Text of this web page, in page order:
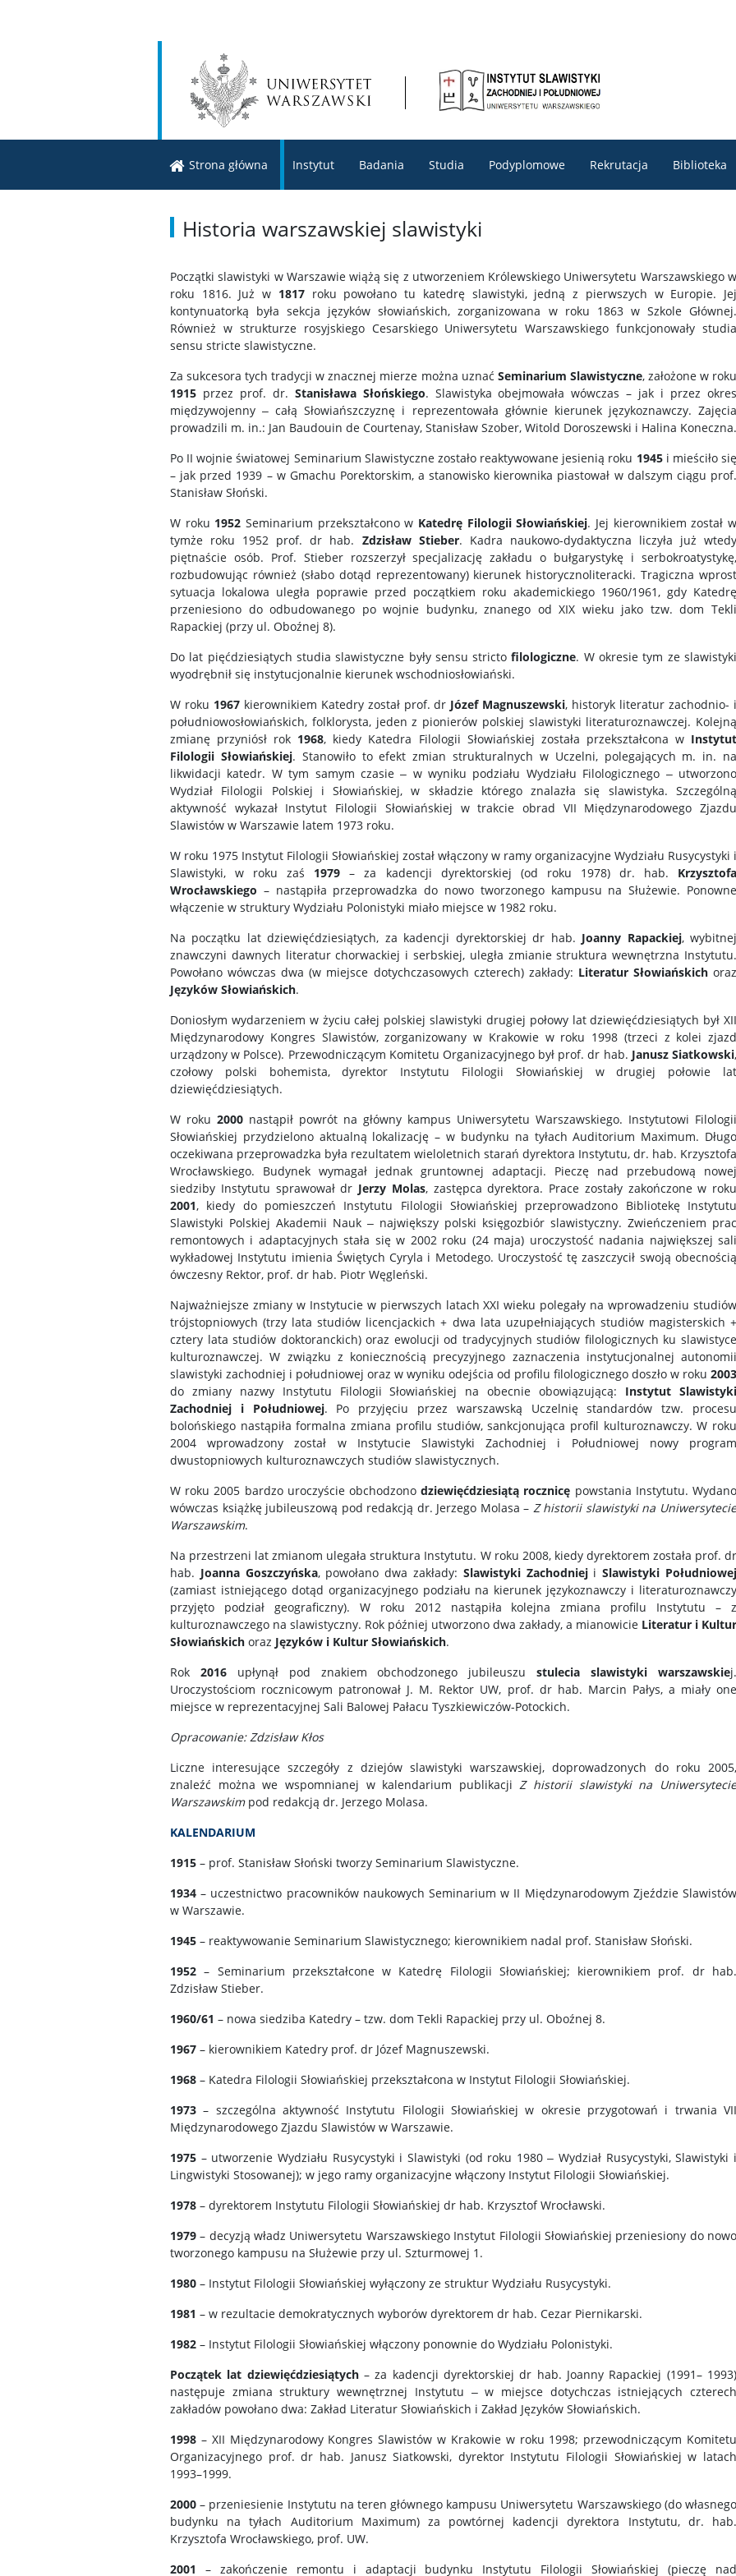
Strona główna Instytut Badania Studia Podyplomowe Rekrutacja Biblioteka
Historia warszawskiej slawistyki
Początki slawistyki w Warszawie wiążą się z utworzeniem Królewskiego Uniwersytetu Warszawskiego w
roku 1816. Już w 1817roku powołano tu katedrę slawistyki, jedną z pierwszych w Europie.
kontynuatorką była sekcja języków słowiańskich, zorganizowana w roku 1863 w Szkole Głównej.
Również w strukturze rosyjskiego Cesarskiego Uniwersytetu Warszawskiego funkcjonowały studia
sensu stricte slawistyczne.
Za sukcesora tych tradycji w znacznej mierze można uznać Seminarium Slawistyczne, założone w
1915 przez prof. dr. Stanisława Słońskiego. Slawistyka obejmowała wówczas – jak i przez
międzywojenny ‒ całą Słowiańszczyznę i reprezentowała głównie kierunek językoznawczy. Zajęcia
prowadzili m. in.: Jan Baudouin de Courtenay, Stanisław Szober, Witold Doroszewski i Halina Koneczna.
Po II wojnie światowej Seminarium Slawistyczne zostało reaktywowane jesienią roku 1945i mieściło
– jak przed 1939 – w Gmachu Porektorskim, a stanowisko kierownika piastował w dalszym ciągu prof.
Stanisław Słoński.
W roku 1952 Seminarium przekształcono w Katedrę Filologii Słowiańskiej. Jej kierownikiem został
tymże roku 1952 prof. dr hab. Zdzisław Stieber. Kadra naukowo-dydaktyczna liczyła już
piętnaście osób. Prof. Stieber rozszerzył specjalizację zakładu o bułgarystykę i serbokroatystykę,
rozbudowując również (słabo dotąd reprezentowany) kierunek historycznoliteracki. Tragiczna wprost
sytuacja lokalowa uległa poprawie przed początkiem roku akademickiego 1960/1961, gdy Katedrę
przeniesiono do odbudowanego po wojnie budynku, znanego od XIX wieku jako tzw. dom Tekli
Rapackiej (przy ul. Oboźnej 8).
Do lat pięćdziesiątych studia slawistyczne były sensu strictofilologiczne. W okresie tym ze
wyodrębnił się instytucjonalnie kierunek wschodniosłowiański.
W roku 1967kierownikiem Katedry został prof. dr Józef Magnuszewski, historyk literatur zachodnio-
południowosłowiańskich, folklorysta, jeden z pionierów polskiej slawistyki literaturoznawczej. Kolejną
zmianę przyniósł rok 1968, kiedy Katedra Filologii Słowiańskiej została przekształcona w
Filologii Słowiańskiej. Stanowiło to efekt zmian strukturalnych w Uczelni, polegających m. in.
likwidacji katedr. W tym samym czasie ‒ w wyniku podziału Wydziału Filologicznego ‒ utworzono
Wydział Filologii Polskiej i Słowiańskiej, w składzie którego znalazła się slawistyka. Szczególną
aktywność wykazał Instytut Filologii Słowiańskiej w trakcie obrad VII Międzynarodowego Zjazdu
Slawistów w Warszawie latem 1973 roku.
W roku 1975 Instytut Filologii Słowiańskiej został włączony w ramy organizacyjne Wydziału Rusycystyki i
Slawistyki, w roku zaś 1979 – za kadencji dyrektorskiej (od roku 1978) dr. hab.
Wrocławskiego – nastąpiła przeprowadzka do nowo tworzonego kampusu na Służewie. Ponowne
włączenie w struktury Wydziału Polonistyki miało miejsce w 1982 roku.
Na początku lat dziewięćdziesiątych, za kadencji dyrektorskiej dr hab. Joanny Rapackiej,
znawczyni dawnych literatur chorwackiej i serbskiej, uległa zmianie struktura wewnętrzna Instytutu.
Powołano wówczas dwa (w miejsce dotychczasowych czterech) zakłady: Literatur Słowiańskich
Języków Słowiańskich.
Doniosłym wydarzeniem w życiu całej polskiej slawistyki drugiej połowy lat dziewięćdziesiątych był XII
Międzynarodowy Kongres Slawistów, zorganizowany w Krakowie w roku 1998 (trzeci z kolei zjazd
urządzony w Polsce). Przewodniczącym Komitetu Organizacyjnego był prof. dr hab. Janusz Siatkowski
czołowy polski bohemista, dyrektor Instytutu Filologii Słowiańskiej w drugiej połowie lat
dziewięćdziesiątych.
W roku 2000 nastąpił powrót na główny kampus Uniwersytetu Warszawskiego. Instytutowi Filologii
Słowiańskiej przydzielono aktualną lokalizację – w budynku na tyłach Auditorium Maximum. Długo
oczekiwana przeprowadzka była rezultatem wieloletnich starań dyrektora Instytutu, dr. hab. Krzysztofa
Wrocławskiego. Budynek wymagał jednak gruntownej adaptacji. Pieczę nad przebudową nowej
siedziby Instytutu sprawował dr Jerzy Molas, zastępca dyrektora. Prace zostały zakończone w roku
2001, kiedy do pomieszczeń Instytutu Filologii Słowiańskiej przeprowadzono Bibliotekę Instytutu
Slawistyki Polskiej Akademii Nauk ‒ największy polski księgozbiór slawistyczny. Zwieńczeniem prac
remontowych i adaptacyjnych stała się w 2002 roku (24 maja) uroczystość nadania największej sali
wykładowej Instytutu imienia Świętych Cyryla i Metodego. Uroczystość tę zaszczycił swoją obecnością
ówczesny Rektor, prof. dr hab. Piotr Węgleński.
Najważniejsze zmiany w Instytucie w pierwszych latach XXI wieku polegały na wprowadzeniu studiów
trójstopniowych (trzy lata studiów licencjackich + dwa lata uzupełniających studiów magisterskich +
cztery lata studiów doktoranckich) oraz ewolucji od tradycyjnych studiów filologicznych ku slawistyce
kulturoznawczej. W związku z koniecznością precyzyjnego zaznaczenia instytucjonalnej autonomii
slawistyki zachodniej i południowej oraz w wyniku odejścia od profilu filologicznego doszło w roku 2003
do zmiany nazwy Instytutu Filologii Słowiańskiej na obecnie obowiązującą: Instytut
Zachodniej i Południowej. Po przyjęciu przez warszawską Uczelnię standardów tzw.
bolońskiego nastąpiła formalna zmiana profilu studiów, sankcjonująca profil kulturoznawczy. W roku
2004 wprowadzony został w Instytucie Slawistyki Zachodniej i Południowej nowy program
dwustopniowych kulturoznawczych studiów slawistycznych.
W roku 2005 bardzo uroczyście obchodzonodziewięćdziesiątą rocznicę powstania Instytutu.
wówczas książkę jubileuszową pod redakcją dr. Jerzego Molasa – Z historii slawistyki na
Warszawskim.
Na przestrzeni lat zmianom ulegała struktura Instytutu. W roku 2008, kiedy dyrektorem została prof. dr
hab. Joanna Goszczyńska, powołano dwa zakłady: Slawistyki ZachodniejiSlawistyki
(zamiast istniejącego dotąd organizacyjnego podziału na kierunek językoznawczy i literaturoznawczy
przyjęto podział geograficzny). W roku 2012 nastąpiła kolejna zmiana profilu Instytutu – z
kulturoznawczego na slawistyczny. Rok później utworzono dwa zakłady, a mianowicie Literatur i Kultur
Słowiańskich oraz Języków i Kultur Słowiańskich.
Rok 2016upłynął pod znakiem obchodzonego jubileuszustulecia slawistyki warszawskie
Uroczystościom rocznicowym patronował J. M. Rektor UW, prof. dr hab. Marcin Pałys, a miały one
miejsce w reprezentacyjnej Sali Balowej Pałacu Tyszkiewiczów-Potockich.
Opracowanie: Zdzisław Kłos
Liczne interesujące szczegóły z dziejów slawistyki warszawskiej, doprowadzonych do roku 2005,
znaleźć można we wspomnianej w kalendarium publikacjiZ historii slawistyki na
Warszawskimpod redakcją dr. Jerzego Molasa.
KALENDARIUM
1915 – prof. Stanisław Słoński tworzy Seminarium Slawistyczne.
1934 – uczestnictwo pracowników naukowych Seminarium w II Międzynarodowym Zjeździe Slawistów
w Warszawie.
1945 – reaktywowanie Seminarium Slawistycznego; kierownikiem nadal prof. Stanisław Słoński.
1952 – Seminarium przekształcone w Katedrę Filologii Słowiańskiej; kierownikiem prof. dr hab.
Zdzisław Stieber.
1960/61 – nowa siedziba Katedry – tzw. dom Tekli Rapackiej przy ul. Oboźnej 8.
1967 – kierownikiem Katedry prof. dr Józef Magnuszewski.
1968 – Katedra Filologii Słowiańskiej przekształcona w Instytut Filologii Słowiańskiej.
1973 – szczególna aktywność Instytutu Filologii Słowiańskiej w okresie przygotowań i trwania VII
Międzynarodowego Zjazdu Slawistów w Warszawie.
1975 – utworzenie Wydziału Rusycystyki i Slawistyki (od roku 1980 ‒ Wydział Rusycystyki, Slawistyki i
Lingwistyki Stosowanej); w jego ramy organizacyjne włączony Instytut Filologii Słowiańskiej.
1978 – dyrektorem Instytutu Filologii Słowiańskiej dr hab. Krzysztof Wrocławski.
1979 – decyzją władz Uniwersytetu Warszawskiego Instytut Filologii Słowiańskiej przeniesiony do nowo
tworzonego kampusu na Służewie przy ul. Szturmowej 1.
1980 – Instytut Filologii Słowiańskiej wyłączony ze struktur Wydziału Rusycystyki.
1981 – w rezultacie demokratycznych wyborów dyrektorem dr hab. Cezar Piernikarski.
1982 – Instytut Filologii Słowiańskiej włączony ponownie do Wydziału Polonistyki.
Początek lat dziewięćdziesiątych– za kadencji dyrektorskiej dr hab. Joanny Rapackiej (1991–
następuje zmiana struktury wewnętrznej Instytutu ‒ w miejsce dotychczas istniejących czterech
zakładów powołano dwa: Zakład Literatur Słowiańskich i Zakład Języków Słowiańskich.
1998 – XII Międzynarodowy Kongres Slawistów w Krakowie w roku 1998; przewodniczącym Komitetu
Organizacyjnego prof. dr hab. Janusz Siatkowski, dyrektor Instytutu Filologii Słowiańskiej w latach
1993–1999.
2000 – przeniesienie Instytutu na teren głównego kampusu Uniwersytetu Warszawskiego (do własnego
budynku na tyłach Auditorium Maximum) za powtórnej kadencji dyrektora Instytutu, dr. hab.
Krzysztofa Wrocławskiego, prof. UW.
2001
– zakończenie remontu i adaptacji budynku Instytutu Filologii Słowiańskiej (pieczę nad